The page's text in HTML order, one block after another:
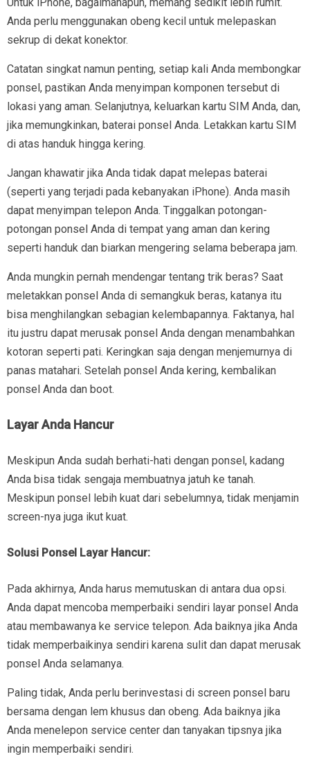
Anda perlu menggunakan obeng kecil untuk melepaskan
sekrup di dekat konektor.
Catatan singkat namun penting, setiap kali Anda membongkar
ponsel, pastikan Anda menyimpan komponen tersebut di
lokasi yang aman. Selanjutnya, keluarkan kartu SIM Anda, dan,
jika memungkinkan, baterai ponsel Anda. Letakkan kartu SIM
di atas handuk hingga kering.
Jangan khawatir jika Anda tidak dapat melepas baterai
(seperti yang terjadi pada kebanyakan iPhone). Anda masih
dapat menyimpan telepon Anda. Tinggalkan potongan-
potongan ponsel Anda di tempat yang aman dan kering
seperti handuk dan biarkan mengering selama beberapa jam.
Anda mungkin pernah mendengar tentang trik beras? Saat
meletakkan ponsel Anda di semangkuk beras, katanya itu
bisa menghilangkan sebagian kelembapannya. Faktanya, hal
itu justru dapat merusak ponsel Anda dengan menambahkan
kotoran seperti pati. Keringkan saja dengan menjemurnya di
panas matahari. Setelah ponsel Anda kering, kembalikan
ponsel Anda dan boot.
Layar Anda Hancur
Meskipun Anda sudah berhati-hati dengan ponsel, kadang
Anda bisa tidak sengaja membuatnya jatuh ke tanah.
Meskipun ponsel lebih kuat dari sebelumnya, tidak menjamin
screen-nya juga ikut kuat.
Solusi Ponsel Layar Hancur:
Pada akhirnya, Anda harus memutuskan di antara dua opsi.
Anda dapat mencoba memperbaiki sendiri layar ponsel Anda
atau membawanya ke service telepon. Ada baiknya jika Anda
tidak memperbaikinya sendiri karena sulit dan dapat merusak
ponsel Anda selamanya.
Paling tidak, Anda perlu berinvestasi di screen ponsel baru
bersama dengan lem khusus dan obeng. Ada baiknya jika
Anda menelepon service center dan tanyakan tipsnya jika
ingin memperbaiki sendiri.